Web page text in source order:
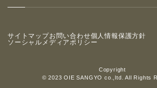
Copyright
© 2023 OIE SANGYO co.,ltd. All Rights
サイトマップお問い合わせ個人情報保護方針
ソーシャルメディアポリシー